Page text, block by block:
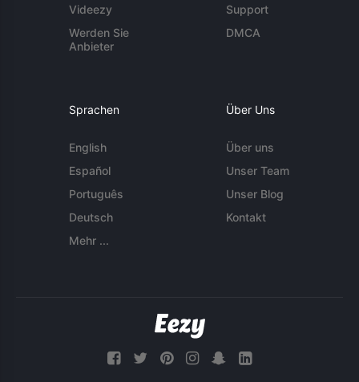
Videezy
Werden Sie
Anbieter
Support
DMCA
Sprachen
English
Español
Português
Deutsch
Mehr ...
Über Uns
Über uns
Unser Team
Unser Blog
Kontakt